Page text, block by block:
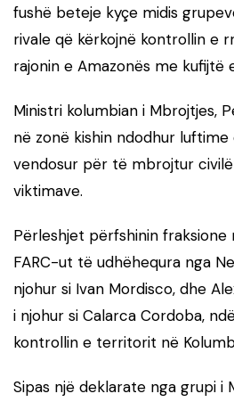
fushë beteje kyçe midis
rivale që kërkojnë kontrollin e
rajonin e Amazonës me kufijtë
Ministri kolumbian i Mbrojtjes,
në zonë kishin ndodhur
vendosur për të mbrojtur
viktimave.
Përleshjet përfshinin fraksione
FARC-ut të udhëhequra nga
njohur si Ivan Mordisco, dhe
i njohur si Calarca Cordoba,
kontrollin e territorit në
Sipas një deklarate nga grupi i